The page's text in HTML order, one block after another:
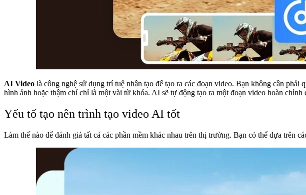
AI Video là công nghệ sử dụng trí tuệ nhân tạo để tạo ra các đoạn video. Bạn không cần
hình ảnh hoặc thậm chí chỉ là một vài từ khóa. AI sẽ tự động tạo ra một đoạn video hoàn
Yếu tố tạo nên trình tạo video AI tốt
Làm thế nào để đánh giá tất cả các phần mềm khác nhau trên thị trường. Bạn có thể dựa trên